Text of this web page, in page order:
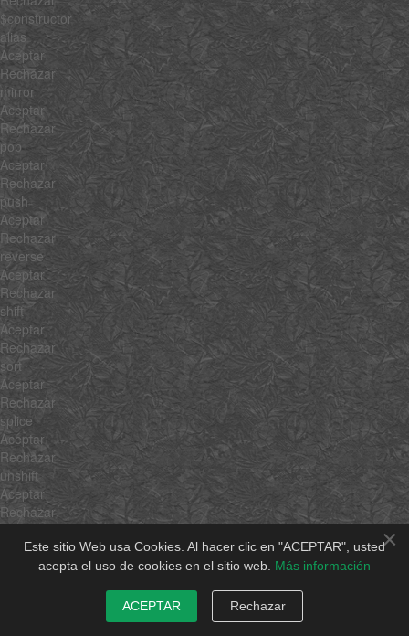
×
Este sitio Web usa Cookies. Al hacer clic en "ACEPTAR", usted
acepta el uso de cookies en el sitio web. Más información
ACEPTAR Rechazar
$constructor
alias
Aceptar
Rechazar
mirror
Aceptar
Rechazar
pop
Aceptar
Rechazar
push
Aceptar
Rechazar
reverse
Aceptar
Rechazar
shift
Aceptar
Rechazar
sort
Aceptar
Rechazar
splice
Aceptar
Rechazar
unshift
Aceptar
Rechazar
concat
Aceptar
Rechazar